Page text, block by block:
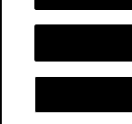
Catégorie de
de calcul
le 1er janvier
l'étiquette-énergie
l'Office fédéral de